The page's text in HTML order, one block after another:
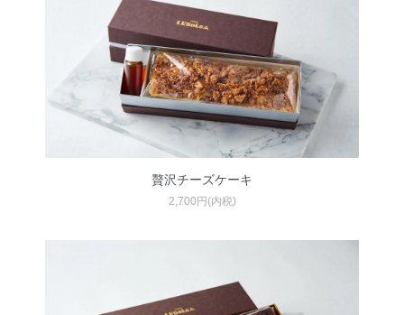
贅沢チーズケーキ
2,700円(内税)